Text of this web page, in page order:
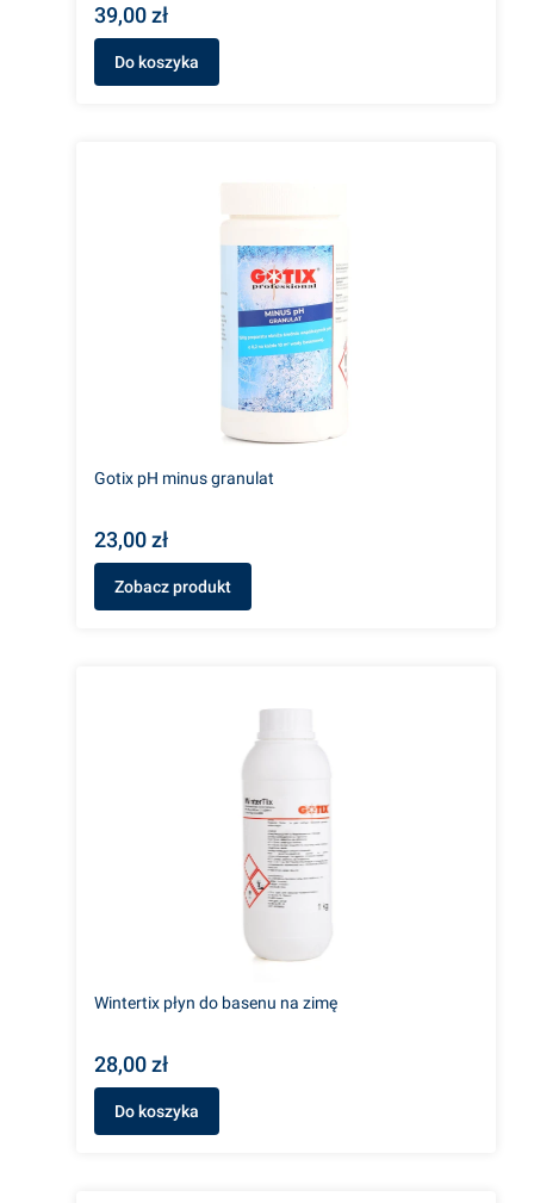
39,00 zł
Do koszyka
Gotix pH minus granulat
23,00 zł
Zobacz produkt
Wintertix płyn do basenu na zimę
28,00 zł
Do koszyka